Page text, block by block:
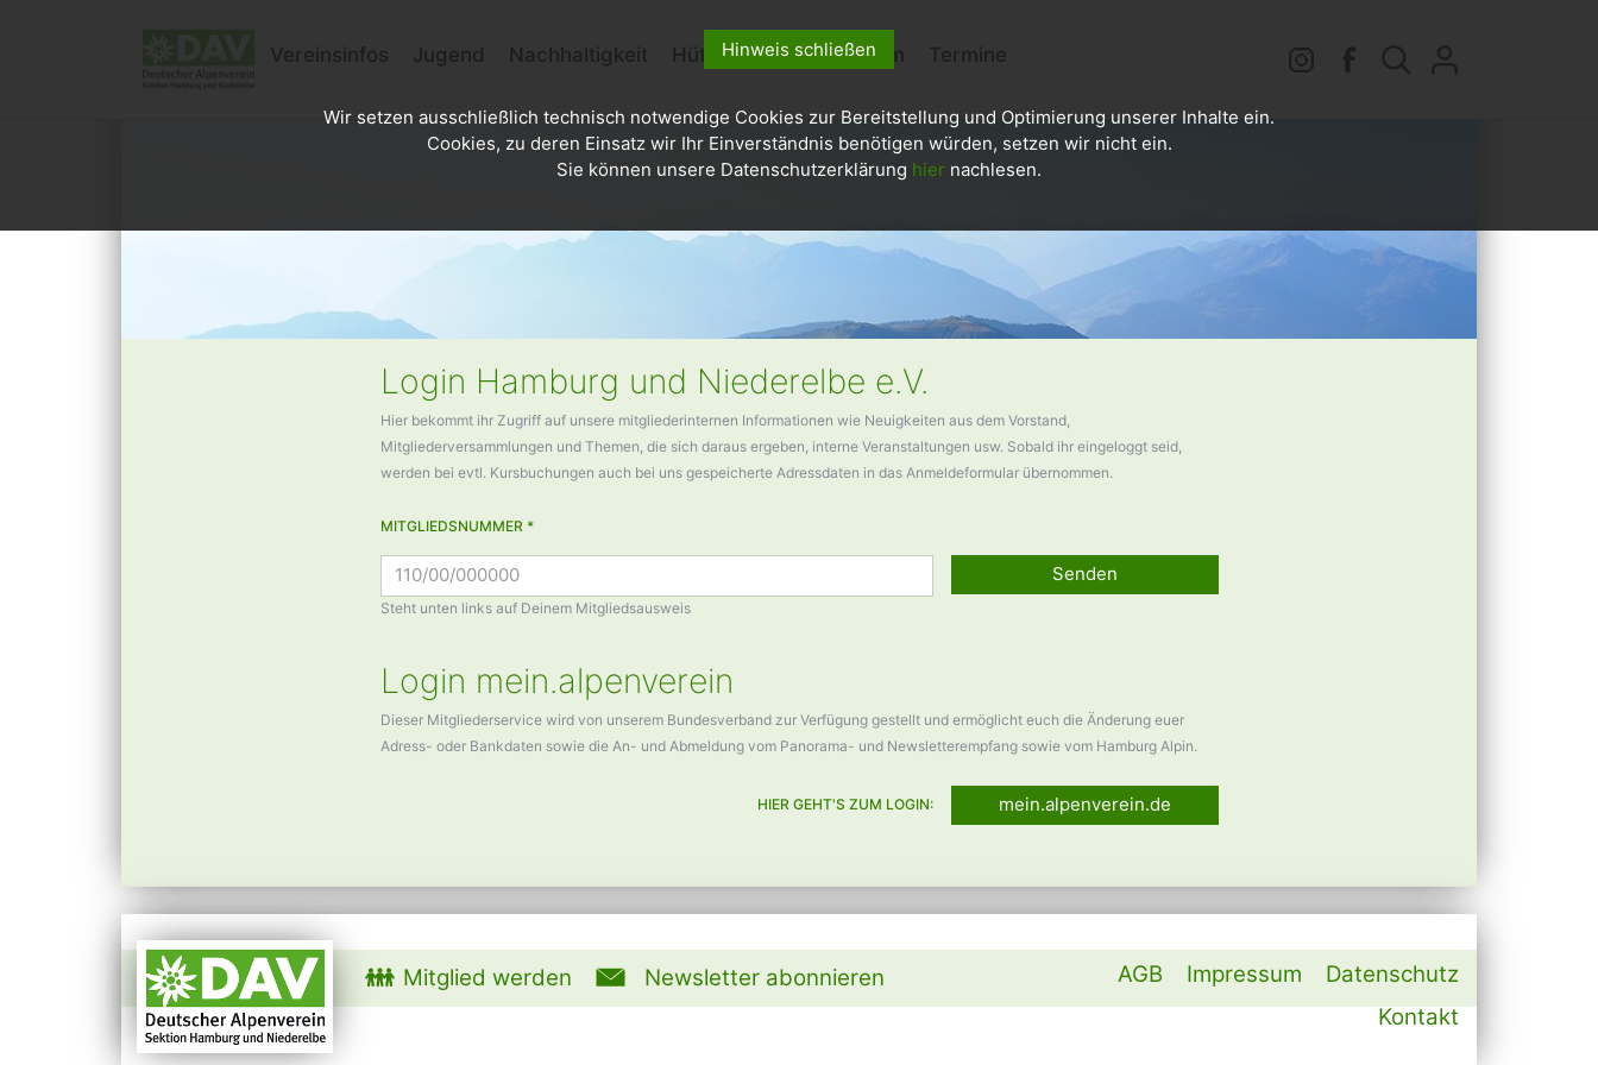
Vereinsinfos Jugend Nachhaltigkeit Hütten Kletterzentrum Termine
Login Hamburg und Niederelbe e.V.
Hier bekommt ihr Zugriff auf unsere mitgliederinternen Informationen wie Neuigkeiten aus dem Vorstand,
Mitgliederversammlungen und Themen, die sich daraus ergeben, interne Veranstaltungen usw. Sobald ihr eingeloggt seid,
werden bei evtl. Kursbuchungen auch bei uns gespeicherte Adressdaten in das Anmeldeformular übernommen.
MITGLIEDSNUMMER *
Steht unten links auf Deinem Mitgliedsausweis
Senden
Login mein.alpenverein
Dieser Mitgliederservice wird von unserem Bundesverband zur Verfügung gestellt und ermöglicht euch die Änderung euer
Adress- oder Bankdaten sowie die An- und Abmeldung vom Panorama- und Newsletterempfang sowie vom Hamburg Alpin.
HIER GEHT'S ZUM LOGIN: mein.alpenverein.de
Mitglied werden Newsletter abonnieren Datenschutz
Impressum
AGB
Kontakt
Hinweis schließen
Wir setzen ausschließlich technisch notwendige Cookies zur Bereitstellung und Optimierung unserer Inhalte ein.
Cookies, zu deren Einsatz wir Ihr Einverständnis benötigen würden, setzen wir nicht ein.
Sie können unsere Datenschutzerklärung hier nachlesen.